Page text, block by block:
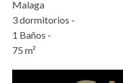
Malaga
3dormitorios -
1 Baños -
75 m²